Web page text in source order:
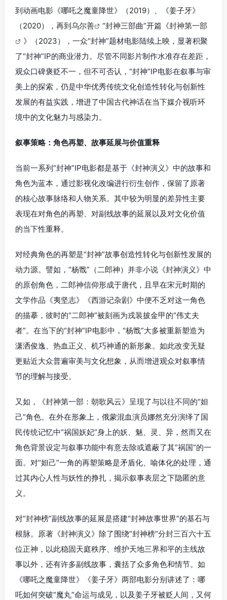
到动画电影《哪吒之魔童降世》（2019）、《姜子牙》
（2020），再到乌尔善 “封神三部曲”开篇《封神第一部
》（2023），一众“封神”题材电影陆续上映，显著积聚
了“封神”IP的商业潜力。尽管不同影片制作水准存在差距，
观众口碑褒贬不一，但不可否认，“封神”IP电影在叙事与审
美上的探索，仍是中华优秀传统文化创造性转化与创新性
发展的有益实践，增进了中国古代神话在当下媒介视听环
境中的文化魅力与感染力。
叙事策略：角色再塑、故事延展与价值重释
当前一系列“封神”IP电影都是基于《封神演义》中的故事和
角色为蓝本，通过影视化改编进行衍生创作，保留了原著
的核心故事脉络和人物关系。其中较为明显的差异性主要
表现在对角色的再塑、对副线故事的延展以及对文化价值
的当下性重释。
对经典角色的再塑是“封神”故事创造性转化与创新性发展的
动力源。譬如，“杨戬”（二郎神）并非小说《封神演义》中
的原创角色，二郎神信仰形成于唐代，且早在宋元时期的
文学作品《夷坚志》《西游记杂剧》中便不乏对这一角色
的描摹，彼时的“二郎神”被刻画为戎装披金甲的“伟丈夫
者”。在当下的“封神”IP电影中，“杨戬”大多被重新塑造为
潇洒俊逸、热血正义、机巧神通的新形象。如此改变无疑
更贴近大众普遍审美与文化想象，从而增进观众对叙事情
节的理解与接受。
又如，《封神第一部：朝歌风云‎》呈现了与以往不同的“妲
己”角色。在外在形象上，俄蒙混血演员娜然充分演绎了国
民传统记忆中“祸国妖妃”身上的妖、魅、灵、异，然而又在
角色背景设定与叙事功能中有意去除或遮蔽了其“祸国”的一
面。对“妲己”一角的再塑策略是矛盾化、喻体化的处理，通
过其内心人性与妖性的挣扎，揭示叙事表层之下隐匿的意
义。
对“封神榜”副线故事的延展是搭建“封神故事世界”的基石与
根脉。原著《封神演义》除了围绕“封神榜”分封三百六十五
位正神，以此稳固天庭秩序、维护天地三界和平的主线故
事以外，还有许多副线故事，囊括了众多角色和情节。如
《哪吒之魔童降世》《姜子牙》两部电影分别讲述了：哪
吒如何突破“魔丸”命运与成见，以及姜子牙被贬人间，又何